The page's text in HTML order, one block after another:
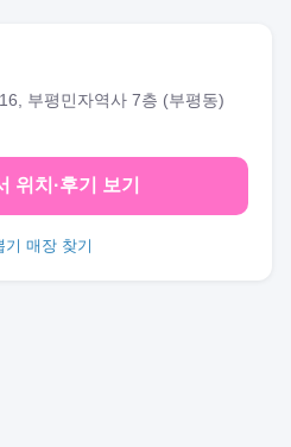
부평민자역사 7층 (부평동)
위치·후기 보기
매장 찾기